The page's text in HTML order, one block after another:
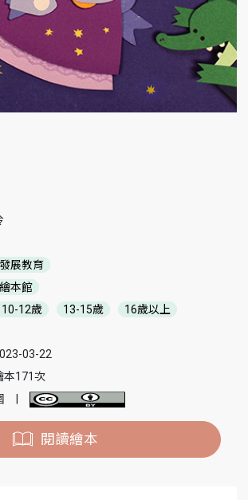
展教育
本館
10-12歲 13-15歲
16歲以上
03-22
本171次
閱讀繪本